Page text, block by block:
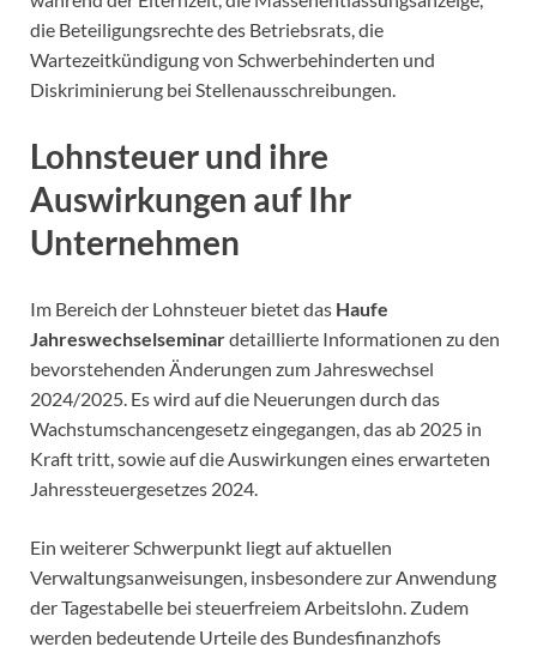
die Beteiligungsrechte des Betriebsrats, die
Wartezeitkündigung von Schwerbehinderten und
Diskriminierung bei Stellenausschreibungen.
Lohnsteuer und ihre
Auswirkungen auf Ihr
Unternehmen
Im Bereich der Lohnsteuer bietet das Haufe
Jahreswechselseminardetaillierte Informationen zu den
bevorstehenden Änderungen zum Jahreswechsel
2024/2025. Es wird auf die Neuerungen durch das
Wachstumschancengesetz eingegangen, das ab 2025 in
Kraft tritt, sowie auf die Auswirkungen eines erwarteten
Jahressteuergesetzes 2024.
Ein weiterer Schwerpunkt liegt auf aktuellen
Verwaltungsanweisungen, insbesondere zur Anwendung
der Tagestabelle bei steuerfreiem Arbeitslohn. Zudem
werden bedeutende Urteile des Bundesfinanzhofs